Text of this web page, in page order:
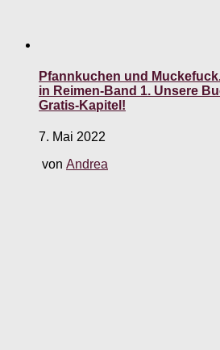
Pfannkuchen und
in Reimen-Band 1. Unsere
Gratis-Kapitel!
7. Mai 2022
von Andrea